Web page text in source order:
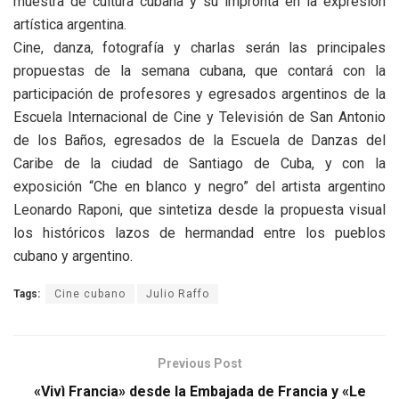
artística argentina.
Cine, danza, fotografía y charlas serán las principales
propuestas de la semana cubana, que contará con la
participación de profesores y egresados argentinos de la
Escuela Internacional de Cine y Televisión de San Antonio
de los Baños, egresados de la Escuela de Danzas del
Caribe de la ciudad de Santiago de Cuba, y con la
exposición “Che en blanco y negro” del artista argentino
Leonardo Raponi, que sintetiza desde la propuesta visual
los históricos lazos de hermandad entre los pueblos
cubano y argentino.
Tags: Cine cubano Julio Raffo
Previous Post
«Vivì Francia» desde la Embajada de Francia y «Le